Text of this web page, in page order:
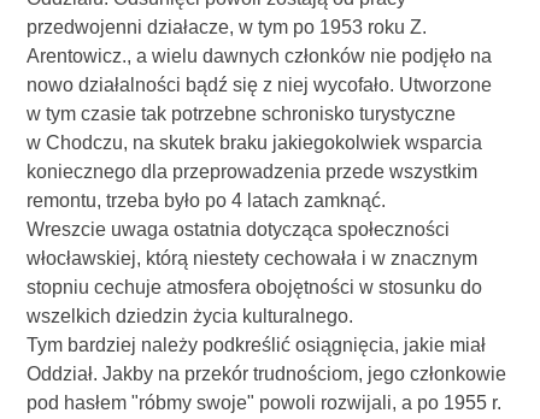
przedwojenni działacze, w tym po 1953 roku Z.
Arentowicz., a wielu dawnych członków nie podjęło na
nowo działalności bądź się z niej wycofało. Utworzone
w tym czasie tak potrzebne schronisko turystyczne
w Chodczu, na skutek braku jakiegokolwiek wsparcia
koniecznego dla przeprowadzenia przede wszystkim
remontu, trzeba było po 4 latach zamknąć.
Wreszcie uwaga ostatnia dotycząca społeczności
włocławskiej, którą niestety cechowała i w znacznym
stopniu cechuje atmosfera obojętności w stosunku do
wszelkich dziedzin życia kulturalnego.
Tym bardziej należy podkreślić osiągnięcia, jakie miał
Oddział. Jakby na przekór trudnościom, jego członkowie
pod hasłem "róbmy swoje" powoli rozwijali, a po 1955 r.